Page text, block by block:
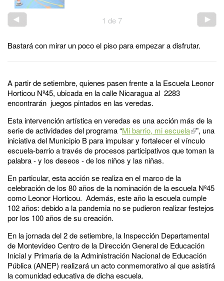
1 de 7
Bastará con mirar un poco el piso para empezar a disfrutar.
A partir de setiembre, quienes pasen frente a la Escuela Leonor
Horticou Nº45, ubicada en la calle Nicaragua al 2283
encontrarán juegos pintados en las veredas.
Esta intervención artística en veredas es una acción más de la
serie de actividades del programa “Mi barrio, mi escuela ”, una
iniciativa del Municipio B para impulsar y fortalecer el vínculo
escuela-barrio a través de procesos participativos que toman la
palabra - y los deseos - de los niños y las niñas.
En particular, esta acción se realiza en el marco de la
celebración de los 80 años de la nominación de la escuela Nº45
como Leonor Horticou. Además, este año la escuela cumple
102 años: debido a la pandemia no se pudieron realizar festejos
por los 100 años de su creación.
En la jornada del 2 de setiembre, la Inspección Departamental
de Montevideo Centro de la Dirección General de Educación
Inicial y Primaria de la Administración Nacional de Educación
Pública (ANEP) realizará un acto conmemorativo al que asistirá
la comunidad educativa de dicha escuela.